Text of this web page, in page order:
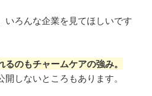
いろんな企業を見てほしいです
のもチャームケアの強み。
しないところもあります。